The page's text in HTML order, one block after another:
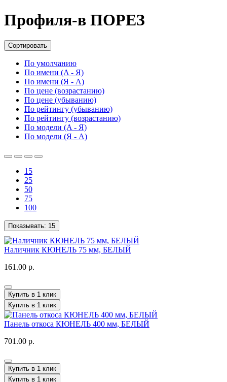
Профиля-в ПОРЕЗ
Сортировать
По умолчанию
По имени (A - Я)
По имени (Я - A)
По цене (возрастанию)
По цене (убыванию)
По рейтингу (убыванию)
По рейтингу (возрастанию)
По модели (A - Я)
По модели (Я - A)
15
25
50
75
100
Показывать: 15
Наличник КЮНЕЛЬ 75 мм, БЕЛЫЙ
161.00 р.
Купить в 1 клик
Купить в 1 клик
Панель откоса КЮНЕЛЬ 400 мм, БЕЛЫЙ
701.00 р.
Купить в 1 клик
Купить в 1 клик